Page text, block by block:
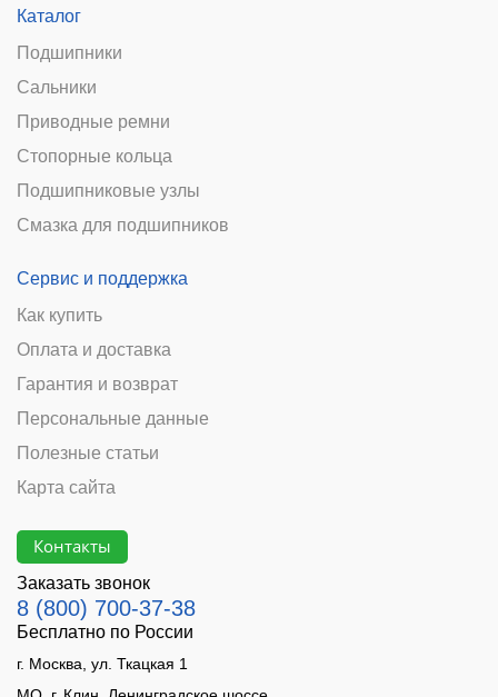
Каталог
Подшипники
Сальники
Приводные ремни
Стопорные кольца
Подшипниковые узлы
Смазка для подшипников
Сервис и поддержка
Как купить
Оплата и доставка
Гарантия и возврат
Персональные данные
Полезные статьи
Карта сайта
Контакты
Заказать звонок
8 (800) 700-37-38
Бесплатно по России
г. Москва, ул. Ткацкая 1